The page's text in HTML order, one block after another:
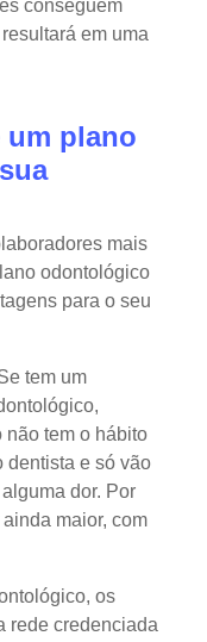
conseguem
em uma
plano
mais
odontológico
para o seu
tem um
tem o hábito
dentista e só vão
dor. Por
maior, com
os
rede credenciada